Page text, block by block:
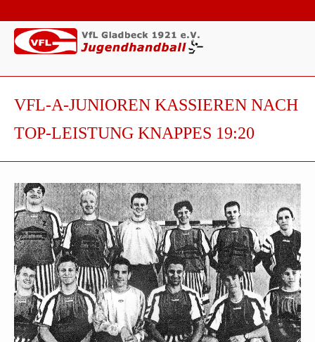
VFL-A-JUNIOREN KASSIEREN NACH
TOP-LEISTUNG KNAPPES 19:20